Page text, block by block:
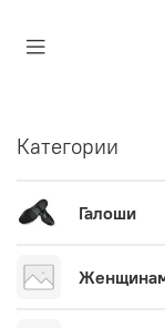
Категории
Галоши